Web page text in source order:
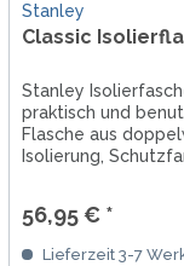
Stanley
Classic
Stanley
praktisch und
Flasche aus
Isolierung,
56,95 € *
Lieferzeit 3-7